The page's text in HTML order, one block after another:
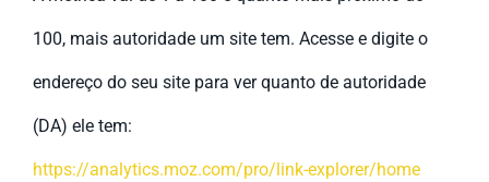
100, mais autoridade um site tem. Acesse e digite o
endereço do seu site para ver quanto de autoridade
(DA) ele tem:
https://analytics.moz.com/pro/link-explorer/home